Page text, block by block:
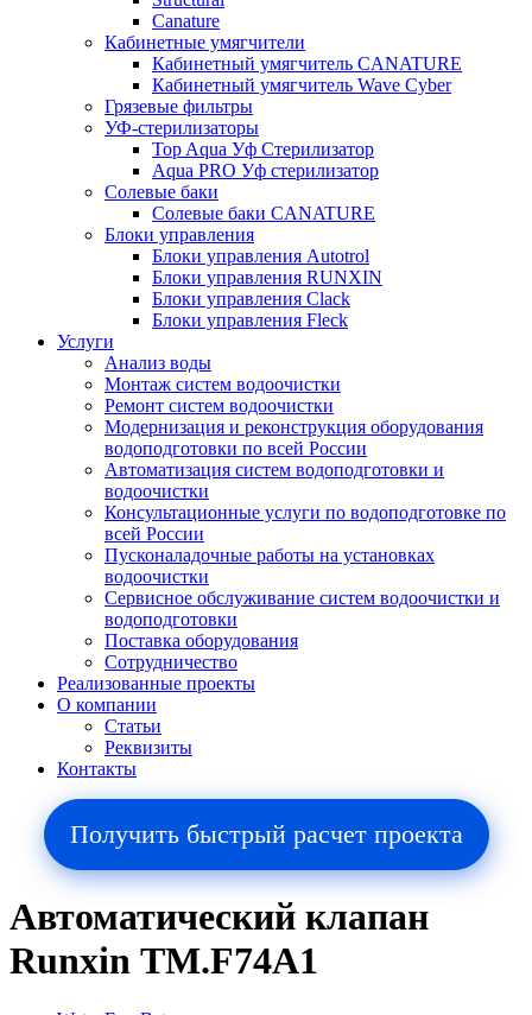
Canature
Кабинетные умягчители
Кабинетный умягчитель CANATURE
Кабинетный умягчитель Wave Cyber
Грязевые фильтры
УФ-стерилизаторы
Top Aqua Уф Стерилизатор
Aqua PRO Уф стерилизатор
Солевые баки
Солевые баки CANATURE
Блоки управления
Блоки управления Autotrol
Блоки управления RUNXIN
Блоки управления Clack
Блоки управления Fleck
Услуги
Анализ воды
Монтаж систем водоочистки
Ремонт систем водоочистки
Модернизация и реконструкция оборудования
водоподготовки по всей России
Автоматизация систем водоподготовки и
водоочистки
Консультационные услуги по водоподготовке по
всей России
Пусконаладочные работы на установках
водоочистки
Сервисное обслуживание систем водоочистки и
водоподготовки
Поставка оборудования
Сотрудничество
Реализованные проекты
О компании
Cтатьи
Реквизиты
Контакты
Получить быстрый расчет проекта
Автоматический клапан
Runxin ТМ.F74А1